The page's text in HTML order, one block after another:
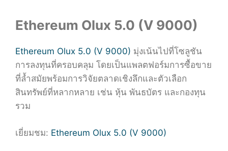
Ethereum Olux 5.0 (V 9000)
Ethereum Olux 5.0 (V 9000) มุ่งเน้นไปที่โซลูชัน
การลงทุนที่ครอบคลุม โดยเป็นแพลตฟอร์มการซื้อขาย
ที่ล้ำสมัยพร้อมการวิจัยตลาดเชิงลึกและตัวเลือก
สินทรัพย์ที่หลากหลาย เช่น หุ้น พันธบัตร และกองทุน
รวม
เยี่ยมชม: Ethereum Olux 5.0 (V 9000)